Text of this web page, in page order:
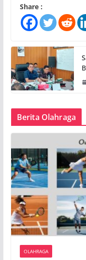
Share :
Berita Olahraga
OLAHRAGA